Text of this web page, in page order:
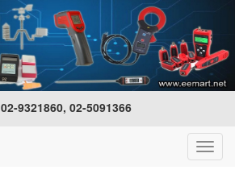
02-9321860, 02-5091366